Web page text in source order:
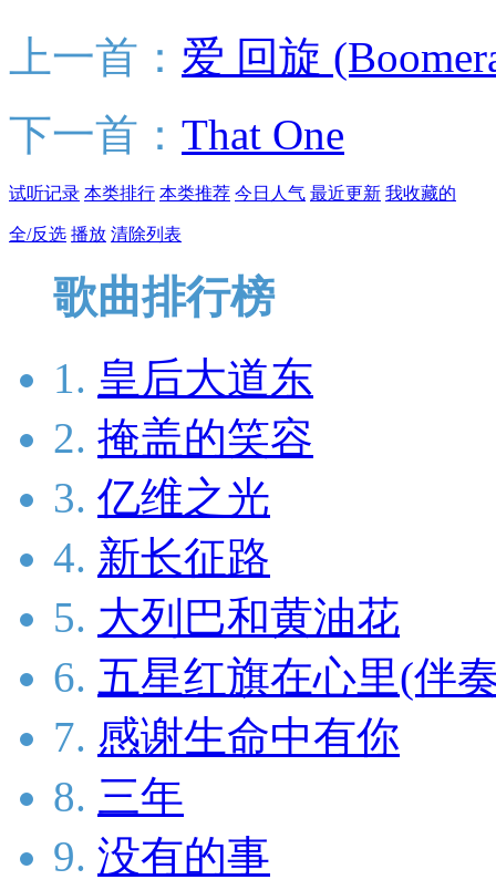
上一首： 爱 回旋
下一首： That One
试听记录 本类排行 本类推荐 今日人气 最近更新 我收藏的
全/反选 播放 清除列表
歌曲排行榜
1. 皇后大道东
2. 掩盖的笑容
3. 亿维之光
4. 新长征路
5. 大列巴和黄油花
6. 五星红旗在心里(伴
7. 感谢生命中有你
8. 三年
9. 没有的事